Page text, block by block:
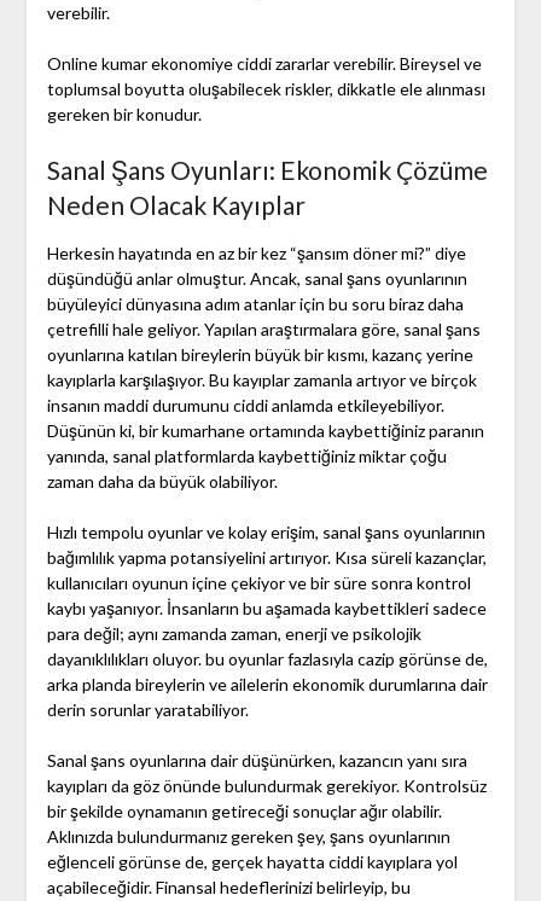
verebilir.
Online kumar ekonomiye ciddi zararlar verebilir. Bireysel ve
toplumsal boyutta oluşabilecek riskler, dikkatle ele alınması
gereken bir konudur.
Sanal Şans Oyunları: Ekonomik Çözüme
Neden Olacak Kayıplar
Herkesin hayatında en az bir kez “şansım döner mi?” diye
düşündüğü anlar olmuştur. Ancak, sanal şans oyunlarının
büyüleyici dünyasına adım atanlar için bu soru biraz daha
çetrefilli hale geliyor. Yapılan araştırmalara göre, sanal şans
oyunlarına katılan bireylerin büyük bir kısmı, kazanç yerine
kayıplarla karşılaşıyor. Bu kayıplar zamanla artıyor ve birçok
insanın maddi durumunu ciddi anlamda etkileyebiliyor.
Düşünün ki, bir kumarhane ortamında kaybettiğiniz paranın
yanında, sanal platformlarda kaybettiğiniz miktar çoğu
zaman daha da büyük olabiliyor.
Hızlı tempolu oyunlar ve kolay erişim, sanal şans oyunlarının
bağımlılık yapma potansiyelini artırıyor. Kısa süreli kazançlar,
kullanıcıları oyunun içine çekiyor ve bir süre sonra kontrol
kaybı yaşanıyor. İnsanların bu aşamada kaybettikleri sadece
para değil; aynı zamanda zaman, enerji ve psikolojik
dayanıklılıkları oluyor. bu oyunlar fazlasıyla cazip görünse de,
arka planda bireylerin ve ailelerin ekonomik durumlarına dair
derin sorunlar yaratabiliyor.
Sanal şans oyunlarına dair düşünürken, kazancın yanı sıra
kayıpları da göz önünde bulundurmak gerekiyor. Kontrolsüz
bir şekilde oynamanın getireceği sonuçlar ağır olabilir.
Aklınızda bulundurmanız gereken şey, şans oyunlarının
eğlenceli görünse de, gerçek hayatta ciddi kayıplara yol
açabileceğidir. Finansal hedeflerinizi belirleyip, bu